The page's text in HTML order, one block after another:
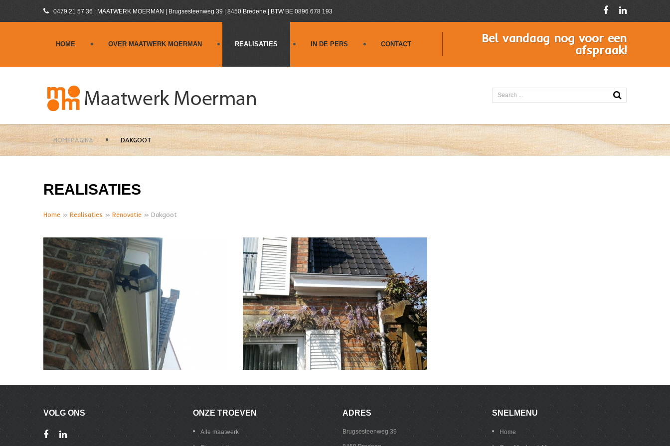
0479 21 57 36 | MAATWERK MOERMAN | Brugsesteenweg 39 | 8450 Bredene | BTW BE 0896 678 193
HOME OVER MAATWERK MOERMAN REALISATIES IN DE PERS CONTACT Bel vandaag nog voor een
afspraak!
Search
HOMEPAGINA DAKGOOT
REALISATIES
Home » Realisaties » Renovatie » Dakgoot
VOLG ONS ONZE TROEVEN
Alle maatwerk
ADRES
Brugsesteenweg 39
SNELMENU
Home